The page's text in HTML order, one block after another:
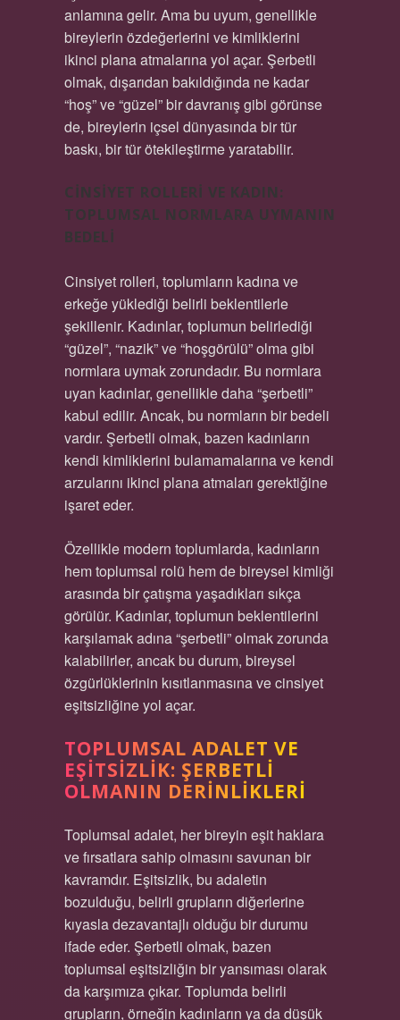
anlamına gelir. Ama bu uyum, genellikle
bireylerin özdeğerlerini ve kimliklerini
ikinci plana atmalarına yol açar. Şerbetli
olmak, dışarıdan bakıldığında ne kadar
“hoş” ve “güzel” bir davranış gibi görünse
de, bireylerin içsel dünyasında bir tür
baskı, bir tür ötekileştirme yaratabilir.
CINSIYET ROLLERI VE KADIN:
TOPLUMSAL NORMLARA UYMANIN
BEDELI
Cinsiyet rolleri, toplumların kadına ve
erkeğe yüklediği belirli beklentilerle
şekillenir. Kadınlar, toplumun belirlediği
“güzel”, “nazik” ve “hoşgörülü” olma gibi
normlara uymak zorundadır. Bu normlara
uyan kadınlar, genellikle daha “şerbetli”
kabul edilir. Ancak, bu normların bir bedeli
vardır. Şerbetli olmak, bazen kadınların
kendi kimliklerini bulamamalarına ve kendi
arzularını ikinci plana atmaları gerektiğine
işaret eder.
Özellikle modern toplumlarda, kadınların
hem toplumsal rolü hem de bireysel kimliği
arasında bir çatışma yaşadıkları sıkça
görülür. Kadınlar, toplumun beklentilerini
karşılamak adına “şerbetli” olmak zorunda
kalabilirler, ancak bu durum, bireysel
özgürlüklerinin kısıtlanmasına ve cinsiyet
eşitsizliğine yol açar.
TOPLUMSAL ADALET VE
EŞITSIZLIK: ŞERBETLI
OLMANIN DERINLIKLERI
Toplumsal adalet, her bireyin eşit haklara
ve fırsatlara sahip olmasını savunan bir
kavramdır. Eşitsizlik, bu adaletin
bozulduğu, belirli grupların diğerlerine
kıyasla dezavantajlı olduğu bir durumu
ifade eder. Şerbetli olmak, bazen
toplumsal eşitsizliğin bir yansıması olarak
da karşımıza çıkar. Toplumda belirli
grupların, örneğin kadınların ya da düşük